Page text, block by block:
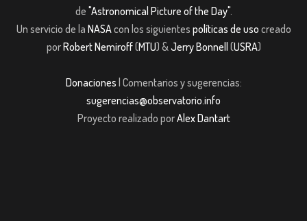
de "Astronomical Picture of the Day".
Un servicio de la NASAcon los siguientes políticas de uso creado
porRobert Nemiroff(MTU) &Jerry Bonnell (USRA)
Donaciones | Comentarios y sugerencias:
sugerencias@observatorio.info
Proyecto realizado porAlex Dantart